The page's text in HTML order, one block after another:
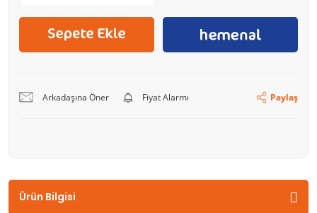
Arkadaşına Öner Fiyat Alarmı Paylaş
Ürün Bilgisi